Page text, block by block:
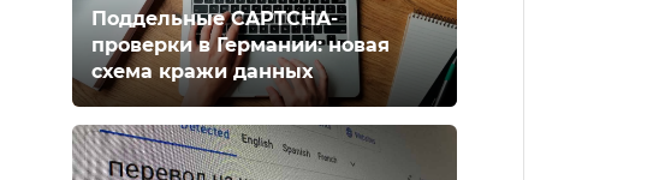
Поддельные CAPTCHA-
проверки в Германии: новая
схема кражи данных